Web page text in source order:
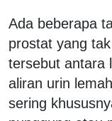
Ada beberapa
prostat yang
tersebut antara
aliran urin
sering